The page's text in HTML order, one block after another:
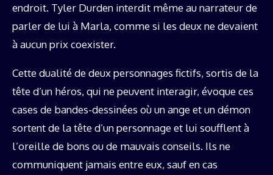
endroit. Tyler Durden interdit même au narrateur de
parler de lui à Marla, comme si les deux ne devaient
à aucun prix coexister.
Cette dualité de deux personnages fictifs, sortis de la
tête d’un héros, qui ne peuvent interagir, évoque ces
cases de bandes-dessinées où un ange et un démon
sortent de la tête d’un personnage et lui soufflent à
l’oreille de bons ou de mauvais conseils. Ils ne
communiquent jamais entre eux, sauf en cas